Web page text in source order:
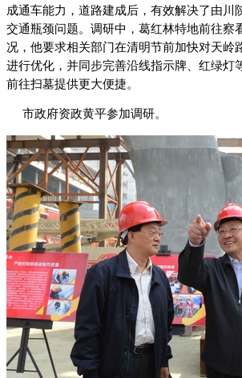
成通车能力，道路建成后，有效解决了由川
交通瓶颈问题。调研中，葛红林特地前往察
况，他要求相关部门在清明节前加快对天岭
进行优化，并同步完善沿线指示牌、红绿灯
前往扫墓提供更大便捷。
市政府资政黄平参加调研。